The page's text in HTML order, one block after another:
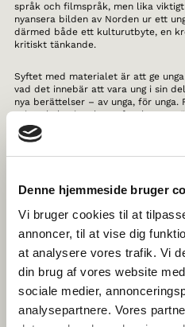
Denne hjemmeside bruger
Vi bruger cookies til at
annoncer, til at vise dig
at analysere vores trafik. Vi
din brug af vores website
sociale medier,
analysepartnere. Vores
språk och filmspråk, men lika
nyansera bilden av Norden ur ett
därmed både ett kulturutbyte, en
kritiskt tänkande.
Syftet med materialet är att ge
vad det innebär att vara ung i sin
nya berättelser – av unga, för unga.
privatskola visar hur syftet kan
Larsen, projektledare för Norden
– Eleverna på Kildegård
film om prestationspressen i
vad det egentligen innebär att ha tid
Eleverna skildrar sin egen vardag
bjuder in till reflektion över hur
andra unga i Norden.
– Jag tror att det kan vara både
upptäcka om det är samma saker
eller om unga i, till exempel
helt annat. Genom att få syn på